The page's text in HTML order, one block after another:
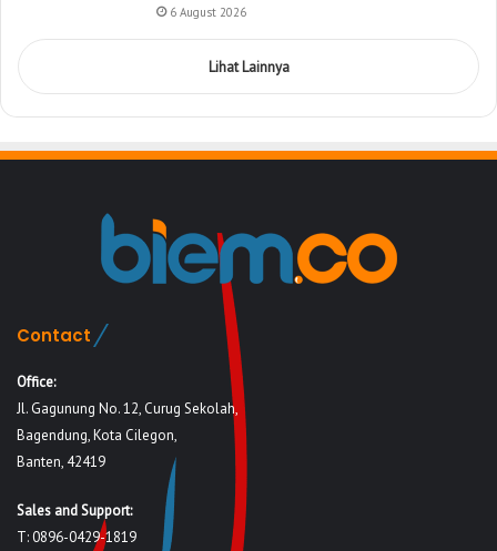
6 August 2026
Lihat Lainnya
Contact
Office:
Jl. Gagunung No. 12, Curug Sekolah,
Bagendung, Kota Cilegon,
Banten, 42419
Sales and Support:
T: 0896-0429-1819